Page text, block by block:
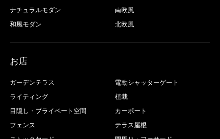
ナチュラルモダン
南欧風
和風モダン
北欧風
お店
ガーデンテラス
電動シャッターゲート
ライティング
植栽
目隠し・プライベート空間
カーポート
フェンス
テラス屋根